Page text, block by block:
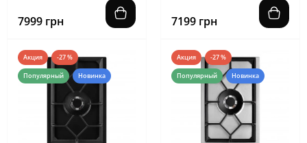
7999 грн 7199 грн
Акция -27 %
Популярный Новинка
Акция -27 %
Популярный Новинка